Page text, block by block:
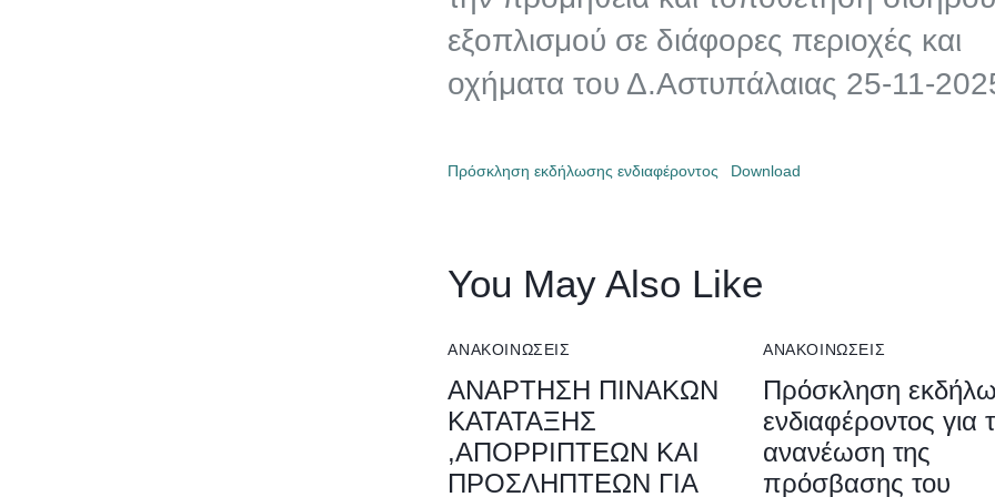
εξοπλισμού σε διάφορες περιοχές και
οχήματα του Δ.Αστυπάλαιας 25-11-
Πρόσκληση εκδήλωσης ενδιαφέροντος Download
You May Also Like
ΑΝΑΚΟΙΝΏΣΕΙΣ
ΑΝΑΡΤΗΣΗ ΠΙΝΑΚΩΝ
ΚΑΤΑΤΑΞΗΣ
,ΑΠΟΡΡΙΠΤΕΩΝ ΚΑΙ
ΠΡΟΣΛΗΠΤΕΩΝ ΓΙΑ
ΑΝΑΚΟΙΝΏΣΕΙΣ
Πρόσκληση
ενδιαφέροντος για
ανανέωση της
πρόσβασης του